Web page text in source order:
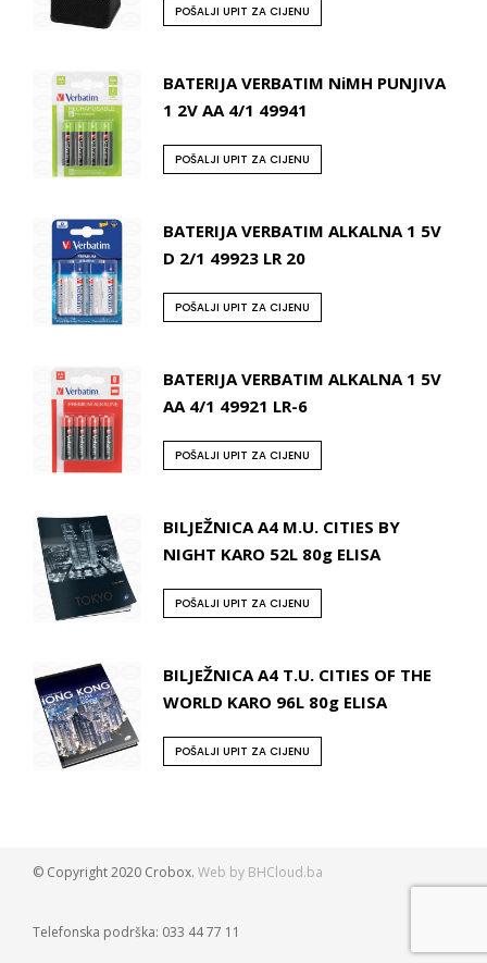
POŠALJI UPIT ZA CIJENU
BATERIJA VERBATIM NiMH PUNJIVA
1 2V AA 4/1 49941
POŠALJI UPIT ZA CIJENU
BATERIJA VERBATIM ALKALNA 1 5V
D 2/1 49923 LR 20
POŠALJI UPIT ZA CIJENU
BATERIJA VERBATIM ALKALNA 1 5V
AA 4/1 49921 LR-6
POŠALJI UPIT ZA CIJENU
BILJEŽNICA A4 M.U. CITIES BY
NIGHT KARO 52L 80g ELISA
POŠALJI UPIT ZA CIJENU
BILJEŽNICA A4 T.U. CITIES OF THE
WORLD KARO 96L 80g ELISA
POŠALJI UPIT ZA CIJENU
© Copyright 2020 Crobox. Web by BHCloud.ba
Telefonska podrška: 033 44 77 11